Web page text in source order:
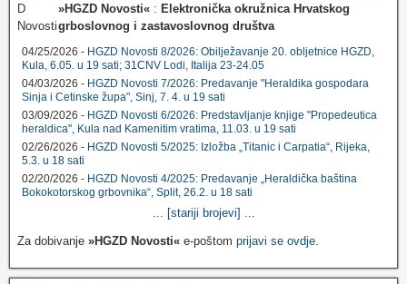
»HGZD Novosti« : Elektronička okružnica Hrvatskog
grboslovnog i zastavoslovnog društva
04/25/2026 - HGZD Novosti 8/2026: Obilježavanje 20. obljetnice HGZD,
Kula, 6.05. u 19 sati; 31CNV Lodi, Italija 23-24.05
04/03/2026 - HGZD Novosti 7/2026: Predavanje "Heraldika gospodara
Sinja i Cetinske župa", Sinj, 7. 4. u 19 sati
03/09/2026 - HGZD Novosti 6/2026: Predstavljanje knjige "Propedeutica
heraldica", Kula nad Kamenitim vratima, 11.03. u 19 sati
02/26/2026 - HGZD Novosti 5/2025: Izložba „Titanic i Carpatia“, Rijeka,
5.3. u 18 sati
02/20/2026 - HGZD Novosti 4/2025: Predavanje „Heraldička baština
Bokokotorskog grbovnika“, Split, 26.2. u 18 sati
[stariji brojevi]
Za dobivanje »HGZD Novosti« e-poštom prijavi se ovdje